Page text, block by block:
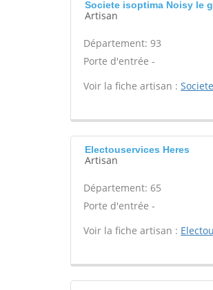
Societe isoptima Noisy le
Artisan
Département: 93
Porte d'entrée -
Voir la fiche artisan :
Electouservices Heres
Artisan
Département: 65
Porte d'entrée -
Voir la fiche artisan :